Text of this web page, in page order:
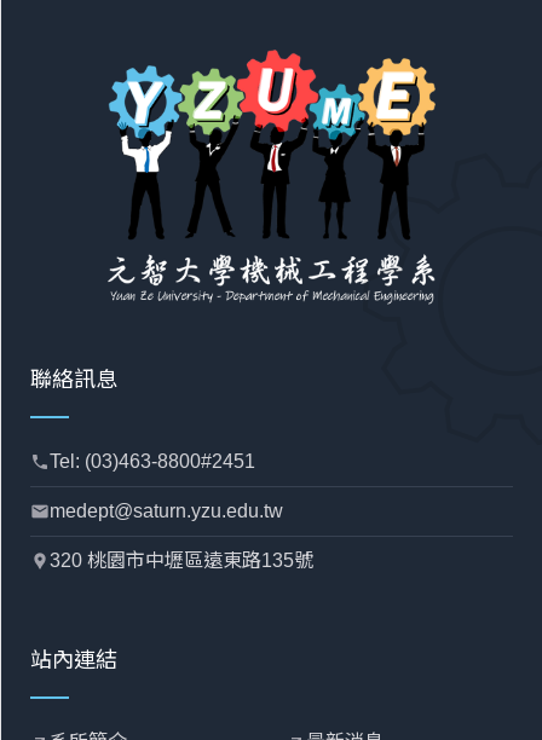
聯絡訊息
phoneTel: (03)463-8800#2451
mailmedept@saturn.yzu.edu.tw
location_pin320 桃園市中壢區遠東路135號
站內連結